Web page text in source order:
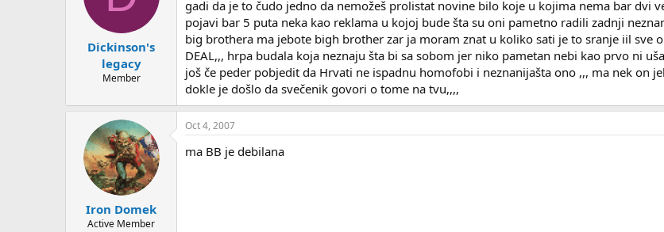
Dickinson's
legacy
Member
gadi da je to čudo jedno da nemožeš prolistat novine bilo koje u kojima nema bar dvi
pojavi bar 5 puta neka kao reklama u kojoj bude šta su oni pametno radili zadnji
big brothera ma jebote bigh brother zar ja moram znat u koliko sati je to sranje iil sve
DEAL,,, hrpa budala koja neznaju šta bi sa sobom jer niko pametan nebi kao prvo ni
još če peder pobjedit da Hrvati ne ispadnu homofobi i neznanijašta ono ,,, ma nek on
dokle je došlo da svečenik govori o tome na tvu,,,,
Iron Domek
Active Member
Oct 4, 2007
ma BB je debilana